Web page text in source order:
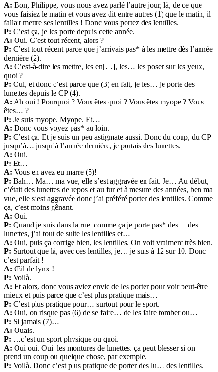
A: Bon, Philippe, vous nous avez parlé l’autre jour, là, de ce que
vous faisiez le matin et vous avez dit entre autres (1) que le matin, il
fallait mettre ses lentilles ! Donc vous portez des lentilles.
P: C’est ça, je les porte depuis cette année.
A: Oui. C’est tout récent, alors ?
P: C’est tout récent parce que j’arrivais pas* à les mettre dès l’année
dernière (2).
A: C’est-à-dire les mettre, les en[…], les… les poser sur les yeux,
quoi ?
P: Oui, et donc c’est parce que (3) en fait, je les… je porte des
lunettes depuis le CP (4).
A: Ah oui ! Pourquoi ? Vous êtes quoi ? Vous êtes myope ? Vous
êtes… ?
P: Je suis myope. Myope. Et…
A: Donc vous voyez pas* au loin.
P: C’est ça. Et je suis un peu astigmate aussi. Donc du coup, du CP
jusqu’à… jusqu’à l’année dernière, je portais des lunettes.
A: Oui.
P: Et…
A: Vous en avez eu marre (5)!
P: Bah… Ma… ma vue, elle s’est aggravée en fait. Je… Au début,
c’était des lunettes de repos et au fur et à mesure des années, ben ma
vue, elle s’est aggravée donc j’ai préféré porter des lentilles. Comme
ça, c’est moins gênant.
A: Oui.
P: Quand je suis dans la rue, comme ça je porte pas* des… des
lunettes, j’ai tout de suite les lentilles et…
A: Oui, puis ça corrige bien, les lentilles. On voit vraiment très bien.
P: Surtout que là, avec ces lentilles, je… je suis à 12 sur 10. Donc
c’est parfait !
A: Œil de lynx !
P: Voilà.
A: Et alors, donc vous aviez envie de les porter pour voir peut-être
mieux et puis parce que c’est plus pratique mais…
P: C’est plus pratique pour… surtout pour le sport.
A: Oui, on risque pas (6) de se faire… de les faire tomber ou…
P: Si jamais (7)…
A: Ouais.
P: …c’est un sport physique ou quoi.
A: Oui oui. Oui, les montures de lunettes, ça peut blesser si on
prend un coup ou quelque chose, par exemple.
P: Voilà. Donc c’est plus pratique de porter des lu… des lentilles.